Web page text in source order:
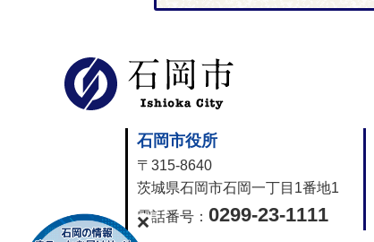
石岡市役所
〒315-8640
茨城県石岡市石岡一丁目1番地1
電話番号： 0299-23-1111